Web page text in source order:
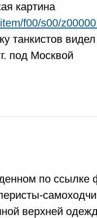
картина
f00/s00/
танкистов
под Москвой
по ссылке
верхней